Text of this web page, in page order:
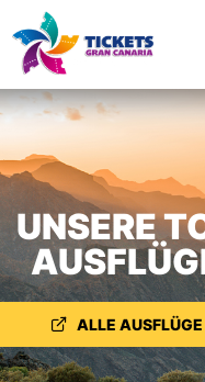
UNSERE
ALLE AUSFLÜGE